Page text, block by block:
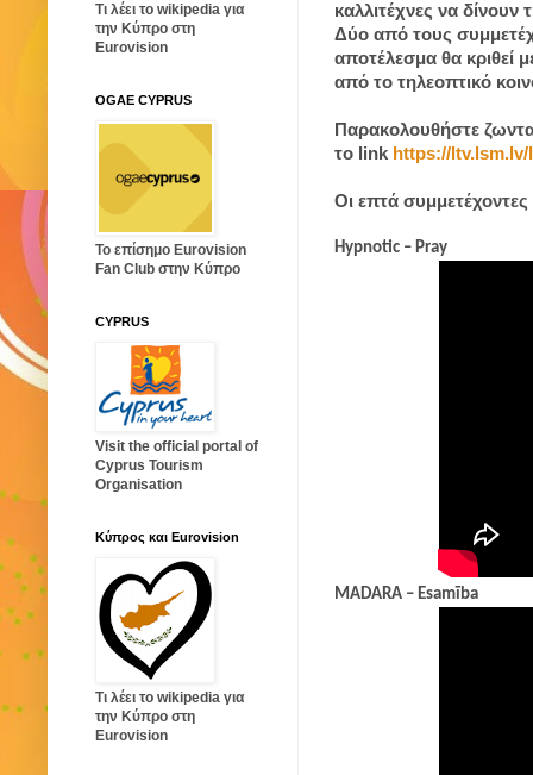
καλλιτέχνες να δίνουν
Δύο από τους
αποτέλεσμα θα κριθεί
από το τηλεοπτικό
Παρακολουθήστε
το link https://
Οι επτά
Hypnotic – Pray
MADARA – Esamība
Τι λέει το wikipedia για
την Κύπρο στη
Eurovision
OGAE CYPRUS
Το επίσημο Eurovision
Fan Club στην Κύπρο
CYPRUS
Visit the official portal of
Cyprus Tourism
Organisation
Κύπρος και Eurovision
Τι λέει το wikipedia για
την Κύπρο στη
Eurovision